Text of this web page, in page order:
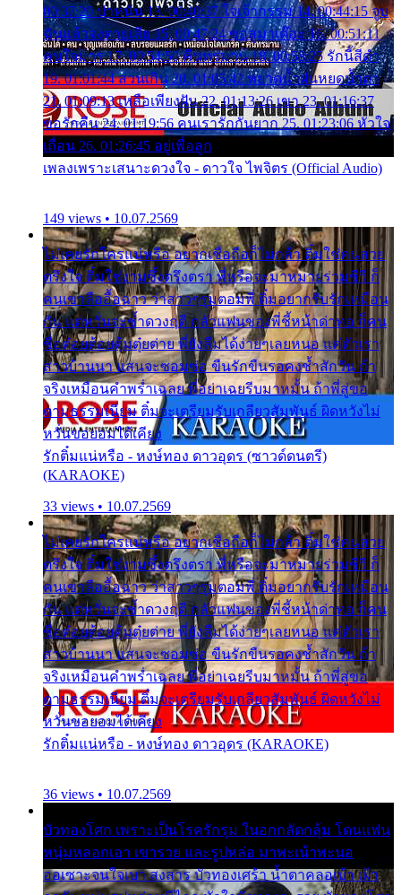
00:37:20 ปาหนัน 13. 00:40:37 ใจเจ้ากรรม 14. 00:44:15 จูบ
ฉันแล้วจงตายเสีย 15. 00:47:24 ขอสูมาเต๊อะ 16. 00:51:11
คนใจมาร 17. 00:54:50 คืนทรมาน 18. 00:58:25 รักนี้สีดำ
19. 01:01:44 ส่วนเกิน 20. 01:05:42 หยาดน้ำฝนหยดน้ำตา
21. 01:09:13 เหลือเพียงฝัน 22. 01:13:26 เขา 23. 01:16:37
ขอรักคืน 24. 01:19:56 คนเรารักกันยาก 25. 01:23:06 หัวใจ
เถื่อน 26. 01:26:45 อยู่เพื่อลูก
เพลงเพราะเสนาะดวงใจ - ดาวใจ ไพจิตร (Official Audio)
149 views • 10.07.2569
ไม่เคยรักใครแน่หรือ อยากเชื่อถือก็ไม่กล้า ติ๋มใช่คนสวย
ตรึงใจ ติ๋มใช่งามซึ้งตรึงตรา พี่หรือจะมาหมายร่วมชีวี ก็
คนเขาลืออื้อฉาว ว่าสาวๆรุมตอมพี่ ติ๋มอยากรับรักเหมือน
กัน แต่หวั่นจะช้ำดวงฤดี กลัวแฟนของพี่ชี้หน้าด่าทอ ก็คน
ชื่อต๋อยต้อยตุ้มตุ๋ยต่าย พี่ยังลืมได้ง่ายๆเลยหนอ แค่ตัวเรา
สาวบ้านนา แสนจะซอมซ่อ ขืนรักขืนรอคงช้ำสักวัน ถ้า
จริงเหมือนคำพร่ำเฉลย พี่อย่าเฉยรีบมาหมั้น ถ้าพี่สู่ขอ
ตามธรรมเนียม ติ๋มจะเตรียมรับเกลียวสัมพันธ์ ผิดหวังไม่
หวั่นขอยอมได้เคียง
รักติ๋มแน่หรือ - หงษ์ทอง ดาวอุดร (ซาวด์ดนตรี)
(KARAOKE)
33 views • 10.07.2569
ไม่เคยรักใครแน่หรือ อยากเชื่อถือก็ไม่กล้า ติ๋มใช่คนสวย
ตรึงใจ ติ๋มใช่งามซึ้งตรึงตรา พี่หรือจะมาหมายร่วมชีวี ก็
คนเขาลืออื้อฉาว ว่าสาวๆรุมตอมพี่ ติ๋มอยากรับรักเหมือน
กัน แต่หวั่นจะช้ำดวงฤดี กลัวแฟนของพี่ชี้หน้าด่าทอ ก็คน
ชื่อต๋อยต้อยตุ้มตุ๋ยต่าย พี่ยังลืมได้ง่ายๆเลยหนอ แค่ตัวเรา
สาวบ้านนา แสนจะซอมซ่อ ขืนรักขืนรอคงช้ำสักวัน ถ้า
จริงเหมือนคำพร่ำเฉลย พี่อย่าเฉยรีบมาหมั้น ถ้าพี่สู่ขอ
ตามธรรมเนียม ติ๋มจะเตรียมรับเกลียวสัมพันธ์ ผิดหวังไม่
หวั่นขอยอมได้เคียง
รักติ๋มแน่หรือ - หงษ์ทอง ดาวอุดร (KARAOKE)
36 views • 10.07.2569
บัวทองโศก เพราะเป็นโรครักรุม ในอกกลัดกลุ้ม โดนแฟน
หนุ่มหลอกเอา เขารวย และรูปหล่อ มาพะเน้าพะนอ
ออเซาะจนใจเบา สงสาร บัวทองเศร้า น้ำตาคลอเบ้า เฝ้า